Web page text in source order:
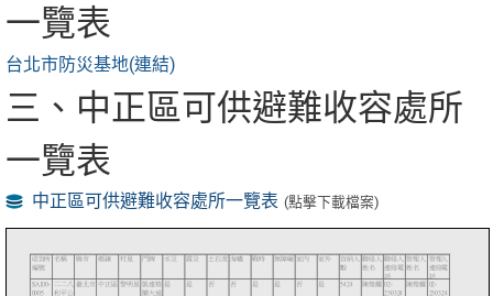
一覽表
台北市防災基地(連結)
三、中正區可供避難收容處所
一覽表
中正區可供避難收容處所一覽表 (點擊下載檔案)